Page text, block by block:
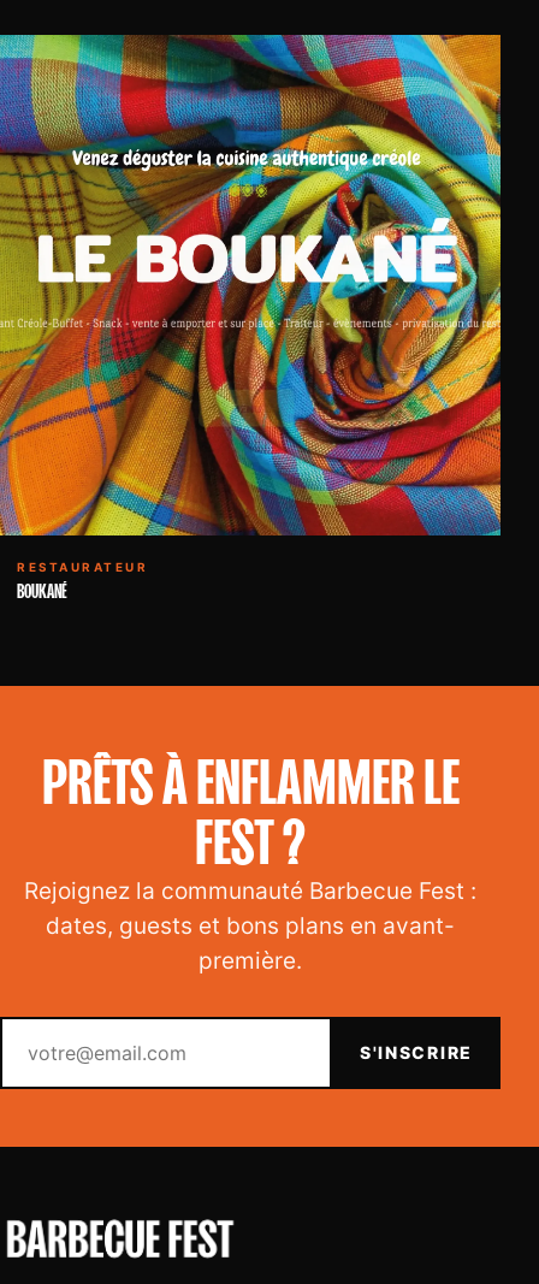
RESTAURATEUR
BOUKANÉ
PRÊTS À ENFLAMMER LE
FEST ?
Rejoignez la communauté Barbecue Fest :
dates, guests et bons plans en avant-
première.
S'INSCRIRE